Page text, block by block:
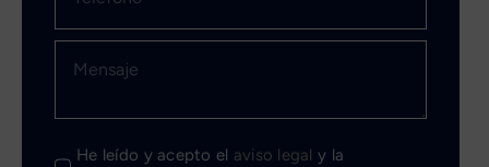
He leído y acepto el aviso legal y la